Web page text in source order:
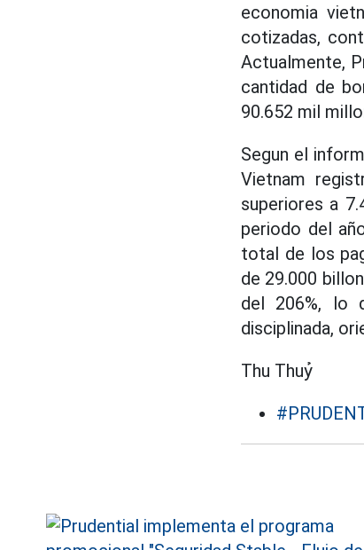
economia
cotizadas,
Actualmente,
cantidad de
90.652 mil
Segun el
Vietnam
superiores a
periodo del
total de los
de 29.000
del 206%, lo
disciplinada,
Thu Thuỷ